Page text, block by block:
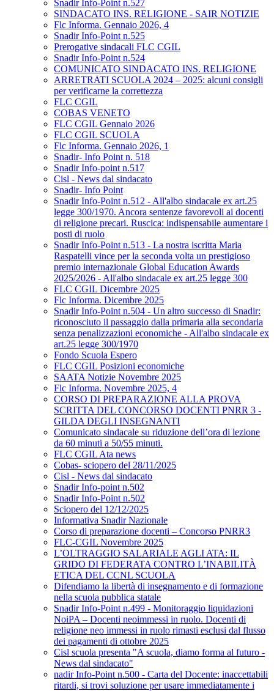
Snadir Info-Point n.527
SINDACATO INS. RELIGIONE - SAIR NOTIZIE
Flc Informa. Gennaio 2026, 4
Snadir Info-Point n.525
Prerogative sindacali FLC CGIL
Snadir Info-Point n.524
COMUNICATO SINDACATO INS. RELIGIONE
ARRETRATI SCUOLA 2024 – 2025: alcuni consigli
per verificarne la correttezza
FLC CGIL
COBAS VENETO
FLC CGIL Gennaio 2026
FLC CGIL SCUOLA
Flc Informa. Gennaio 2026, 1
Snadir- Info Point n. 518
Snadir Info-point n.517
Cisl - News dal sindacato
Snadir- Info Point
Snadir Info-Point n.512 - All'albo sindacale ex art.25
legge 300/1970. Ancora sentenze favorevoli ai docenti
di religione precari. Ruscica: indispensabile aumentare i
posti di ruolo
Snadir Info-Point n.513 - La nostra iscritta Maria
Raspatelli vince per la seconda volta un prestigioso
premio internazionale Global Education Awards
2025/2026 - All'albo sindacale ex art.25 legge 300
FLC CGIL Dicembre 2025
Flc Informa. Dicembre 2025
Snadir Info-Point n.504 - Un altro successo di Snadir:
riconosciuto il passaggio dalla primaria alla secondaria
senza penalizzazioni economiche - All'albo sindacale ex
art.25 legge 300/1970
Fondo Scuola Espero
FLC CGIL Posizioni economiche
SAATA Notizie Novembre 2025
Flc Informa. Novembre 2025, 4
CORSO DI PREPARAZIONE ALLA PROVA
SCRITTA DEL CONCORSO DOCENTI PNRR 3 -
GILDA DEGLI INSEGNANTI
Comunicato sindacale su riduzione dell’ora di lezione
da 60 minuti a 50/55 minuti.
FLC CGIL Ata news
Cobas- sciopero del 28/11/2025
Cisl - News dal sindacato
Snadir Info-point n.502
Snadir Info-Point n.502
Sciopero del 12/12/2025
Informativa Snadir Nazionale
Corso di preparazione docenti – Concorso PNRR3
FLC-CGIL Novembre 2025
L’OLTRAGGIO SALARIALE AGLI ATA: IL
GRIDO DI FEDERATA CONTRO L’INABILITÀ
ETICA DEL CCNL SCUOLA
Difendiamo la libertà di insegnamento e di formazione
nella scuola pubblica statale
Snadir Info-Point n.499 - Monitoraggio liquidazioni
NoiPA – Docenti neoimmessi in ruolo. Docenti di
religione neo immessi in ruolo rimasti esclusi dal flusso
dei pagamenti di ottobre 2025
Cisl scuola presenta "A scuola, diamo forma al futuro -
News dal sindacato"
nadir Info-Point n.500 - Carta del Docente: inaccettabili
ritardi, si trovi soluzione per usare immediatamente i